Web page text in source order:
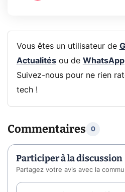
Vous êtes un utilisateur de
Actualitésou de WhatsApp
Suivez-nous pour ne rien
tech !
Commentaires 0
Participer à la discussion
Partagez votre avis avec la